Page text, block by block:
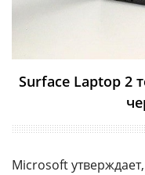
Surface Laptop 2
Microsoft